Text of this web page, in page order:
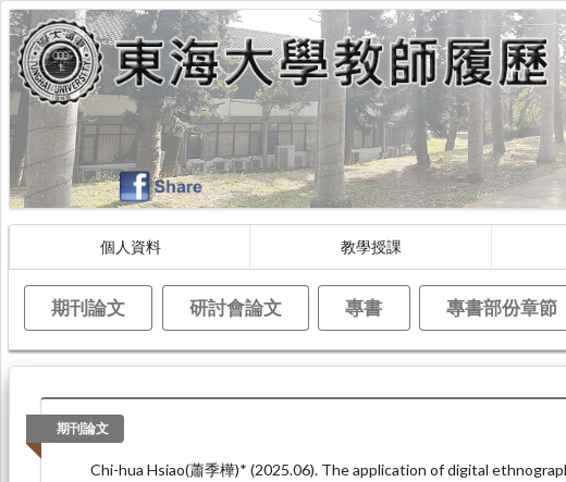
個人資料 教學授課
期刊論文 研討會論文 專書 專書部份章節
期刊論文
Chi-hua Hsiao(蕭季樺)* (2025.06). The application of digital